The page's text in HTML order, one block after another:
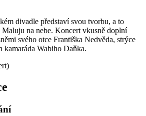
divadle představí svou tvorbu, a to
Maluju na nebe. Koncert vkusně doplní
svého otce Františka Nedvěda, strýce
kamaráda Wabiho Daňka.